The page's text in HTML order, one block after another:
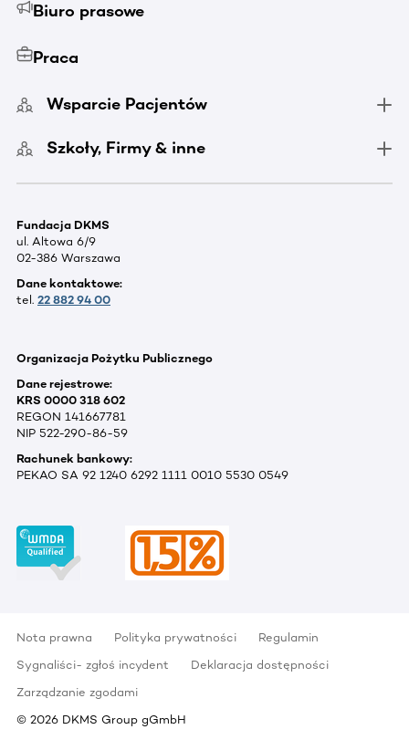
Biuro prasowe
Praca
Wsparcie Pacjentów
Szkoły, Firmy & inne
Fundacja DKMS
ul. Altowa 6/9
02-386 Warszawa
Dane kontaktowe:
tel. 22 882 94 00
Organizacja Pożytku Publicznego
Dane rejestrowe:
KRS 0000 318 602
REGON 141667781
NIP 522-290-86-59
Rachunek bankowy:
PEKAO SA 92 1240 6292 1111 0010 5530 0549
Nota prawna Polityka prywatności
Regulamin
Sygnaliści- zgłoś incydent
Deklaracja dostępności
Zarządzanie zgodami
© 2026 DKMS Group gGmbH